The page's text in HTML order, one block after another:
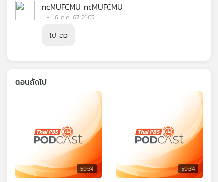
ncMUFCMU ncMUFCMU
16 ก.ค. 67 21:05
ไป สว
ตอนถัดไป
59:34 59:34